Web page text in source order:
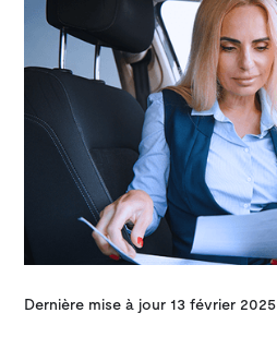
Dernière mise à jour 13 février 2025